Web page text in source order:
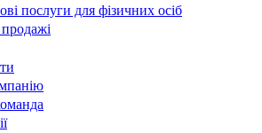
послуги для фізичних осіб